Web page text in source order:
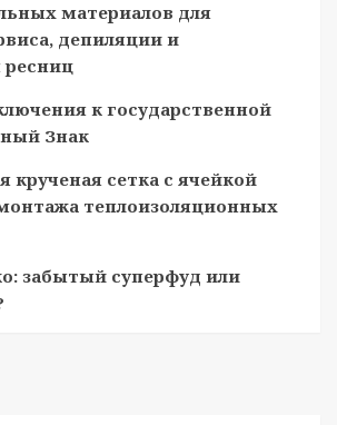
материалов для
депиляции и
к государственной
Знак
крученая сетка с ячейкой
теплоизоляционных
забытый суперфуд или